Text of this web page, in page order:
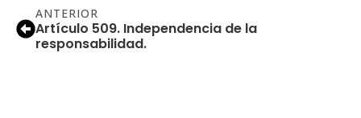
ANTERIOR
Artículo 509. Independencia de la
responsabilidad.